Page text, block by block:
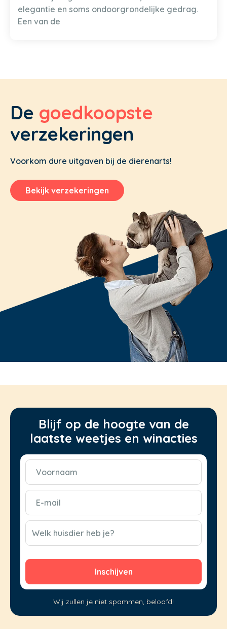
elegantie en soms ondoorgrondelijke gedrag.
Een van de
De goedkoopste
verzekeringen
Voorkom dure uitgaven bij de dierenarts!
Bekijk verzekeringen
Blijf op de hoogte van de
laatste weetjes en winacties
Voornaam
(Vereist)
E-
mail
(Vereist)
CAPTCHA
Welk huisdier heb je?
Wij zullen je niet spammen, beloofd!